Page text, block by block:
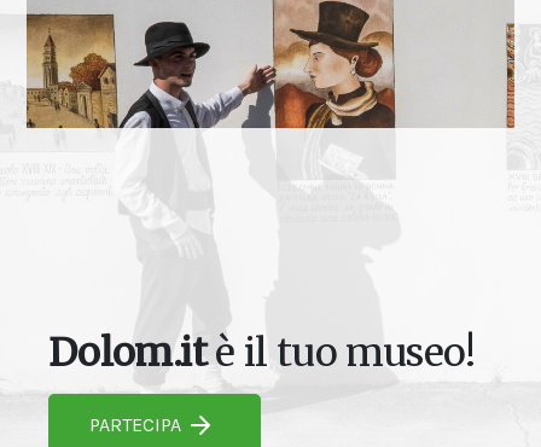
Dolom.itè il tuo museo!
PARTECIPA